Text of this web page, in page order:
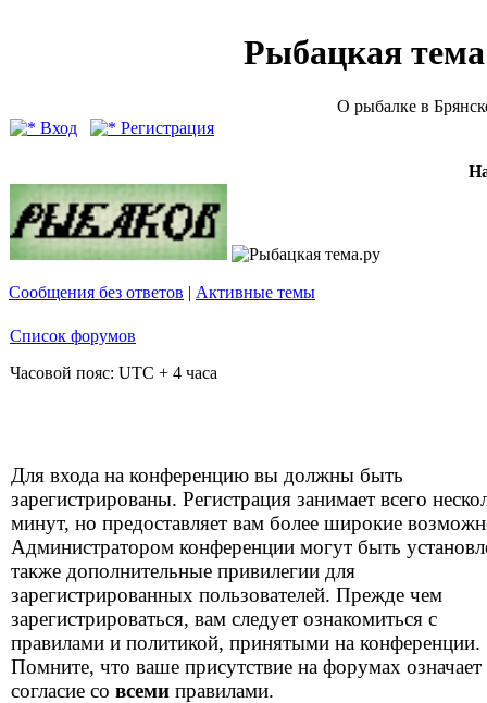
Рыбацкая
О рыбалке в
Вход
Регистрация
Сообщения без ответов | Активные темы
Список форумов
Часовой пояс: UTC + 4 часа
Для входа на конференцию вы должны быть
зарегистрированы. Регистрация занимает всего
минут, но предоставляет вам более широкие
Администратором конференции могут быть
также дополнительные привилегии для
зарегистрированных пользователей. Прежде чем
зарегистрироваться, вам следует ознакомиться с
правилами и политикой, принятыми на конференции.
Помните, что ваше присутствие на форумах означает
согласие со всеми правилами.